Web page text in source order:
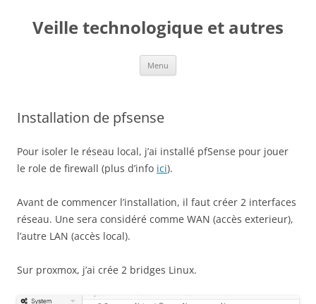
Veille technologique et autres
Menu
Installation de pfsense
Pour isoler le réseau local, j’ai installé pfSense pour jouer
le role de firewall (plus d’info ici).
Avant de commencer l’installation, il faut créer 2 interfaces
réseau. Une sera considéré comme WAN (accès exterieur),
l’autre LAN (accès local).
Sur proxmox, j’ai crée 2 bridges Linux.